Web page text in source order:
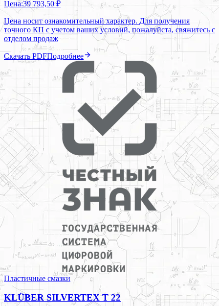
Цена:39 793,50 ₽
Цена носит ознакомительный характер. Для получения
точного КП с учетом ваших условий, пожалуйста, свяжитесь с
отделом продаж
Скачать PDFПодробнее
Пластичные смазки
KLÜBER SILVERTEX T 22